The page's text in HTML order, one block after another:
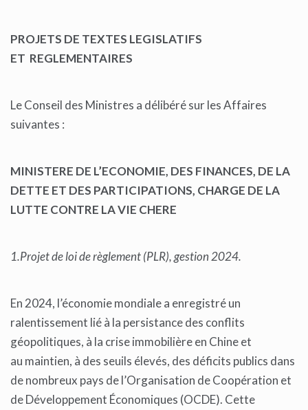
PROJETS DE TEXTES LEGISLATIFS
ET REGLEMENTAIRES
Le Conseil des Ministres a délibéré sur les Affaires
suivantes :
MINISTERE DE L’ECONOMIE, DES FINANCES, DE LA
DETTE ET DES PARTICIPATIONS, CHARGE DE LA
LUTTE CONTRE LA VIE CHERE
1.Projet de loi de règlement (PLR), gestion 2024.
En 2024, l’économie mondiale a enregistré un
ralentissement lié à la persistance des conflits
géopolitiques, à la crise immobilière en Chine et
au maintien, à des seuils élevés, des déficits publics dans
de nombreux pays de l’Organisation de Coopération et
de Développement Économiques (OCDE). Cette